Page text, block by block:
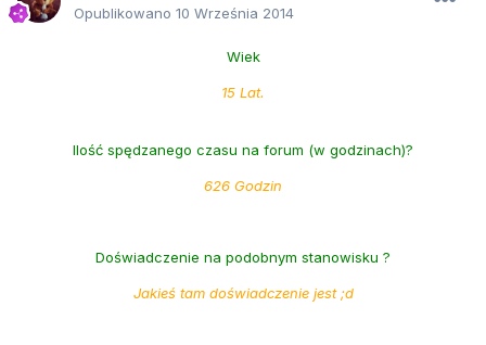
Opublikowano 10 Września 2014
Wiek
15 Lat.
Ilość spędzanego czasu na forum (w godzinach)?
626 Godzin
Doświadczenie na podobnym stanowisku ?
Jakieś tam doświadczenie jest ;d